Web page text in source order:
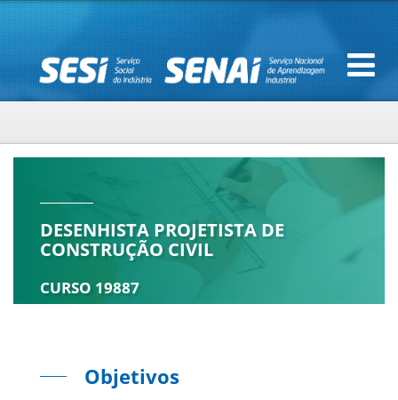
DESENHISTA PROJETISTA DE
CONSTRUÇÃO CIVIL
CURSO 19887
Objetivos